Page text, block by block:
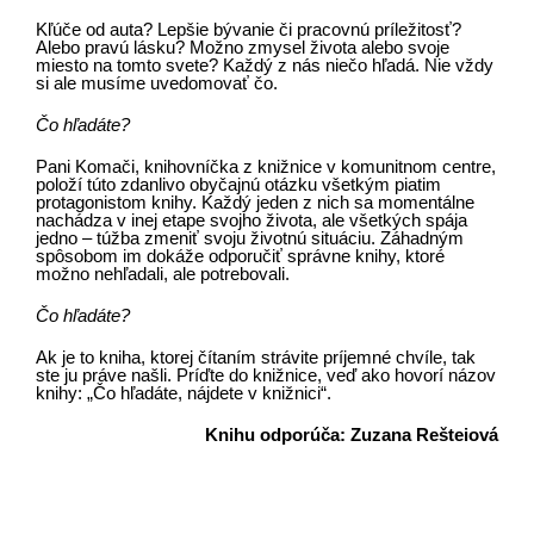
Kľúče od auta? Lepšie bývanie či pracovnú príležitosť?
Alebo pravú lásku? Možno zmysel života alebo svoje
miesto na tomto svete? Každý z nás niečo hľadá. Nie vždy
si ale musíme uvedomovať čo.
Čo hľadáte?
Pani Komači, knihovníčka z knižnice v komunitnom centre,
položí túto zdanlivo obyčajnú otázku všetkým piatim
protagonistom knihy. Každý jeden z nich sa momentálne
nachádza v inej etape svojho života, ale všetkých spája
jedno – túžba zmeniť svoju životnú situáciu. Záhadným
spôsobom im dokáže odporučiť správne knihy, ktoré
možno nehľadali, ale potrebovali.
Čo hľadáte?
Ak je to kniha, ktorej čítaním strávite príjemné chvíle, tak
ste ju práve našli. Príďte do knižnice, veď ako hovorí názov
knihy: „Čo hľadáte, nájdete v knižnici“.
Knihu odporúča: Zuzana Rešteiová